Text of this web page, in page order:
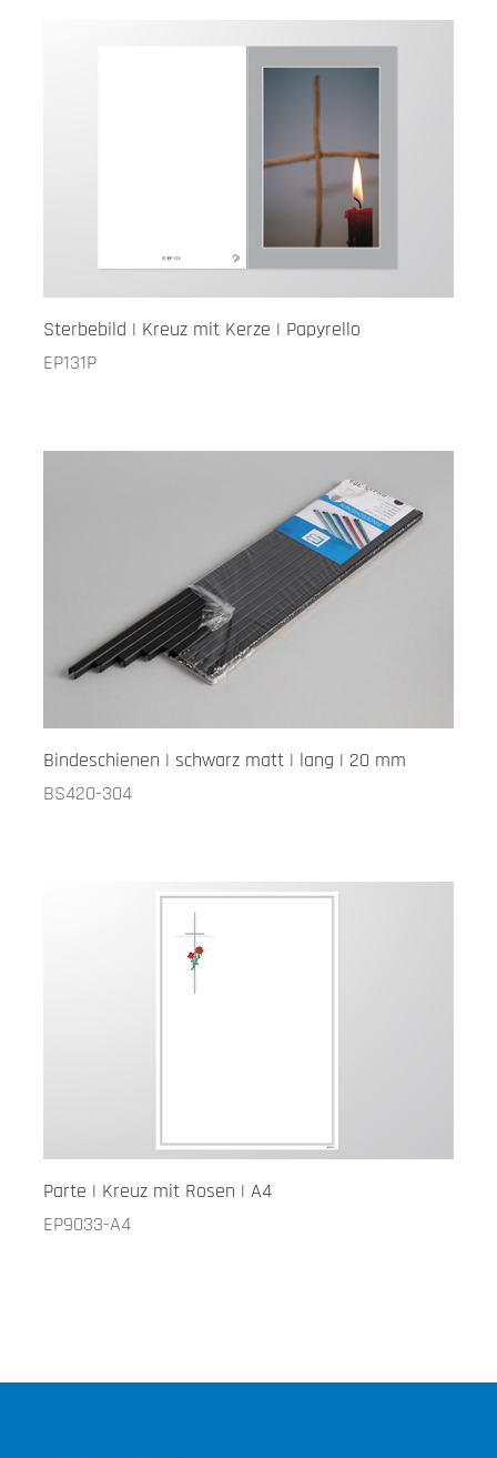
Sterbebild | Kreuz mit Kerze | Papyrello
EP131P
Bindeschienen | schwarz matt | lang | 20 mm
BS420-304
Parte | Kreuz mit Rosen | A4
EP9033-A4